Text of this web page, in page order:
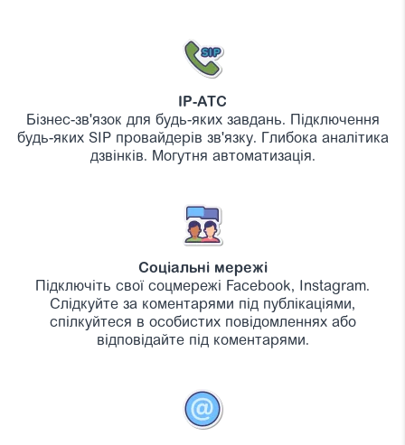
IP-АТС
Бізнес-зв'язок для будь-яких завдань. Підключення
будь-яких SIP провайдерів зв'язку. Глибока аналітика
дзвінків. Могутня автоматизація.
Соціальні мережі
Підключіть свої соцмережі Facebook, Instagram.
Слідкуйте за коментарями під публікаціями,
спілкуйтеся в особистих повідомленнях або
відповідайте під коментарями.